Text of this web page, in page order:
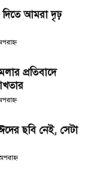
দিতে আমরা দৃঢ়
প্রতিবাদে
ছবি নেই, সেটা